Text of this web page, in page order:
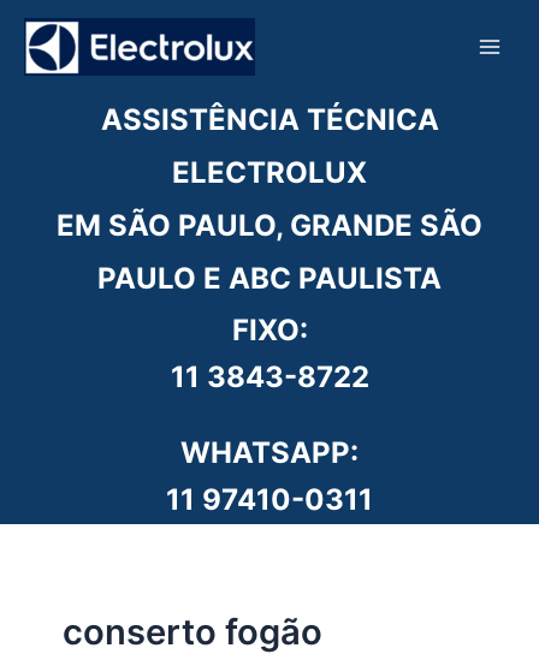
para
ASSISTÊNCIA TÉCNICA
ELECTROLUX
EM SÃO PAULO, GRANDE SÃO
PAULO E ABC PAULISTA
FIXO:
11 3843-8722
WHATSAPP:
11 97410-0311
conserto fogão